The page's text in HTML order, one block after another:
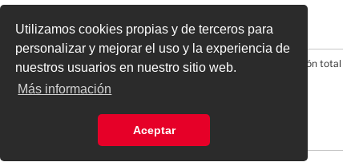
Utilizamos cookies propias y de terceros para
personalizar y mejorar el uso y la experiencia de
nuestros usuarios en nuestro sitio web.
Más información
Aceptar
© 2026 Todos los derechos reservados. Prohibida la reproducción total
o parcial, incluyendo cualquier medio electrónico*